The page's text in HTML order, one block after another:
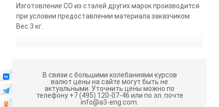
Изготовление СО из сталей других марок производится
при условии предоставлении материала заказчиком.
Вес 3 кг.
В связи с большими колебаниями курсов
валют цены на сайте могут быть не
актуальными. Уточнить цены можно по
телефону +7 (495) 120-07-46 или по эл. почте
info@a3-eng.com.